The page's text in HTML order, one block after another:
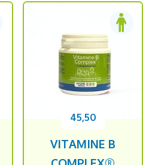
VITAMINE B
45,50